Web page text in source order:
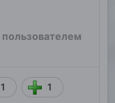
пользователем
1 1